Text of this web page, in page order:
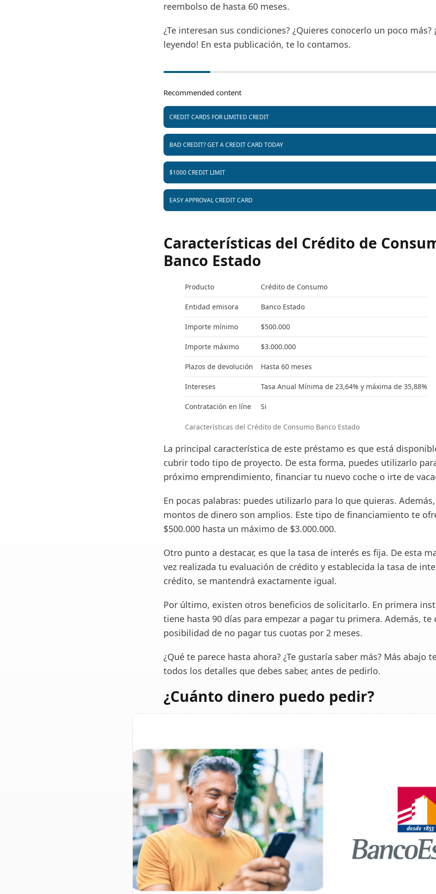
reembolso de hasta 60 meses.
¿Te interesan sus condiciones? ¿Quieres conocerlo un poco más?
leyendo! En esta publicación, te lo contamos.
Recommended content
CREDIT CARDS FOR LIMITED CREDIT
BAD CREDIT? GET A CREDIT CARD TODAY
$1000 CREDIT LIMIT
EASY APPROVAL CREDIT CARD
Características del Crédito de
Banco Estado
Producto Crédito de Consumo
Entidad emisora Banco Estado
Importe mínimo $500.000
Importe máximo $3.000.000
Plazos de devolución Hasta 60 meses
Intereses Tasa Anual Mínima de 23,64% y máxima de 35,88%
Contratación en líne Si
Características del Crédito de Consumo Banco Estado
La principal característica de este préstamo es que está
cubrir todo tipo de proyecto. De esta forma, puedes utilizarlo
próximo emprendimiento, financiar tu nuevo coche o irte de
En pocas palabras: puedes utilizarlo para lo que quieras.
montos de dinero son amplios. Este tipo de financiamiento te
$500.000 hasta un máximo de $3.000.000.
Otro punto a destacar, es que la tasa de interés es fija. De esta
vez realizada tu evaluación de crédito y establecida la tasa de
crédito, se mantendrá exactamente igual.
Por último, existen otros beneficios de solicitarlo. En primera
tiene hasta 90 días para empezar a pagar tu primera. Además, te
posibilidad de no pagar tus cuotas por 2 meses.
¿Qué te parece hasta ahora? ¿Te gustaría saber más? Más abajo
todos los detalles que debes saber, antes de pedirlo.
¿Cuánto dinero puedo pedir?